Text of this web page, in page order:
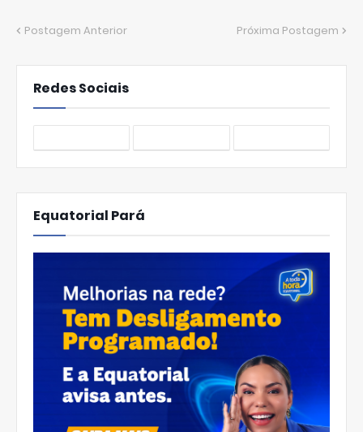
Postagem Anterior Próxima Postagem
Redes Sociais
Equatorial Pará